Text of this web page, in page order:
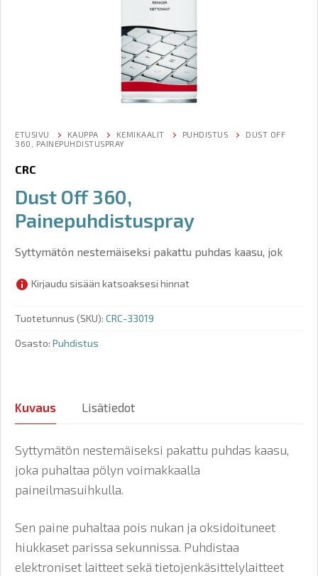
ETUSIVU KAUPPA KEMIKAALIT PUHDISTUS
DUST OFF
360, PAINEPUHDISTUSPRAY
CRC
Dust Off 360,
Painepuhdistuspray
Syttymätön nestemäiseksi pakattu puhdas kaasu, jok
Kirjaudu sisään katsoaksesi hinnat
Tuotetunnus (SKU): CRC-33019
Osasto: Puhdistus
Kuvaus Lisätiedot
Syttymätön nestemäiseksi pakattu puhdas kaasu,
joka puhaltaa pölyn voimakkaalla
paineilmasuihkulla.
Sen paine puhaltaa pois nukan ja oksidoituneet
hiukkaset parissa sekunnissa. Puhdistaa
elektroniset laitteet sekä tietojenkäsittelylaitteet